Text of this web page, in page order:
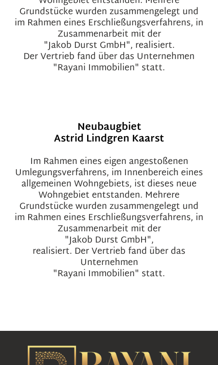
Grundstücke wurden zusammengelegt und
im Rahmen eines Erschließungsverfahrens, in
Zusammenarbeit mit der
"Jakob Durst GmbH", realisiert.
Der Vertrieb fand über das Unternehmen
"Rayani Immobilien" statt.
Neubaugbiet
Astrid Lindgren Kaarst
Im Rahmen eines eigen angestoßenen
Umlegungsverfahrens, im Innenbereich eines
allgemeinen Wohngebiets, ist dieses neue
Wohngebiet entstanden. Mehrere
Grundstücke wurden zusammengelegt und
im Rahmen eines Erschließungsverfahrens, in
Zusammenarbeit mit der
"Jakob Durst GmbH",
realisiert. Der Vertrieb fand über das
Unternehmen
"Rayani Immobilien" statt.